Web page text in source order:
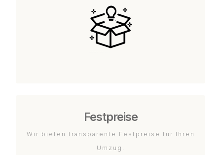
Festpreise
Wir bieten transparente Festpreise für Ihren
Umzug.